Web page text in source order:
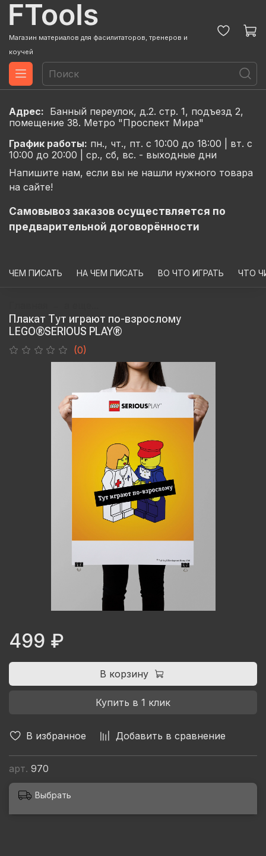
Магазин материалов для фасилитаторов, тренеров и
коучей
Адрес: Банный переулок, д.2. стр. 1, подъезд 2,
помещение 38. Метро "Проспект Мира"
График работы: пн., чт., пт. с 10:00 до 18:00 | вт. с
10:00 до 20:00 | ср., сб, вс. - выходные дни
Напишите нам, если вы не нашли нужного товара
на сайте!
Самовывоз заказов осуществляется по
предварительной договорённости
ЧЕМ ПИСАТЬ НА ЧЕМ ПИСАТЬ ВО ЧТО ИГРАТЬ ЧТО
Плакат Тут играют по-взрослому
LEGO®SERIOUS PLAY®
(0)
В избранное Добавить в сравнение
арт. 970
499 ₽
В корзину
Купить в 1 клик
Выбрать